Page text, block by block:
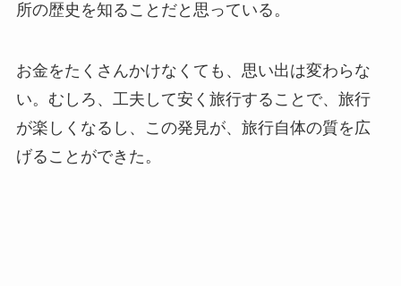
所の歴史を知ることだと思っている。
お金をたくさんかけなくても、思い出は変わらな
い。むしろ、工夫して安く旅行することで、旅行
が楽しくなるし、この発見が、旅行自体の質を広
げることができた。